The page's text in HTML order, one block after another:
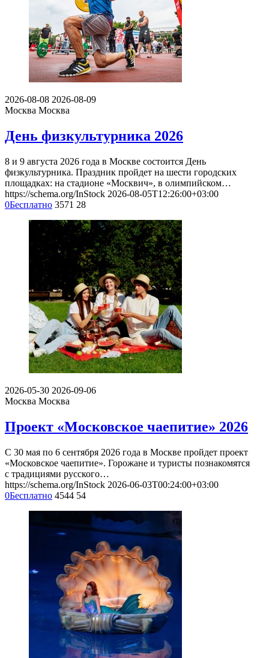
2026-08-08 2026-08-09
Москва Москва
День физкультурника 2026
8 и 9 августа 2026 года в Москве состоится День
физкультурника. Праздник пройдет на шести городских
площадках: на стадионе «Москвич», в олимпийском…
https://schema.org/InStock 2026-08-05T12:26:00+03:00
0Бесплатно 3571 28
2026-05-30 2026-09-06
Москва Москва
Проект «Московское чаепитие» 2026
С 30 мая по 6 сентября 2026 года в Москве пройдет проект
«Московское чаепитие». Горожане и туристы познакомятся
с традициями русского…
https://schema.org/InStock 2026-06-03T00:24:00+03:00
0Бесплатно 4544 54